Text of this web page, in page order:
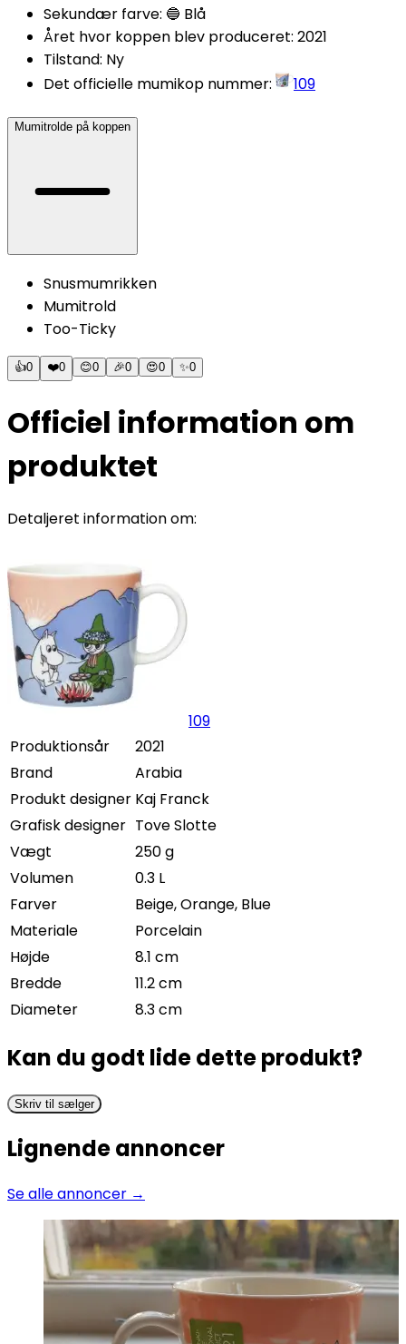
Sekundær farve: 🔵 Blå
Året hvor koppen blev produceret: 2021
Tilstand: Ny
Det officielle mumikop nummer: 109
Mumitrolde på koppen
Snusmumrikken
Mumitrold
Too-Ticky
👍0 ❤️0 😊0 🎉0 😍0 ✨0
Officiel information om
produktet
Detaljeret information om:
109
Produktionsår
2021
Brand
Arabia
Produkt designer Kaj Franck
Grafisk designer Tove Slotte
Vægt
250 g
Volumen
0.3 L
Farver
Beige, Orange, Blue
Materiale
Porcelain
Højde
8.1 cm
Bredde
11.2 cm
Diameter
8.3 cm
Kan du godt lide dette produkt?
Skriv til sælger
Lignende annoncer
Se alle annoncer →